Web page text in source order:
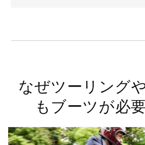
なぜツーリング
もブーツが必